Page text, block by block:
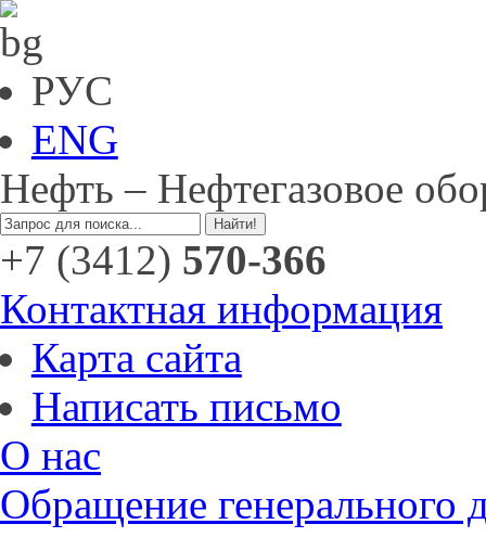
РУС
ENG
Нефть – Нефтегазовое
+7 (3412) 570-366
Контактная информация
Карта сайта
Написать письмо
О нас
Обращение генерального